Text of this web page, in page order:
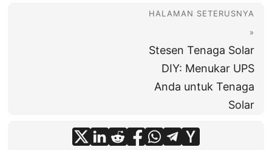
HALAMAN SETERUSNYA
»
Stesen Tenaga Solar
DIY: Menukar UPS
Anda untuk Tenaga
Solar